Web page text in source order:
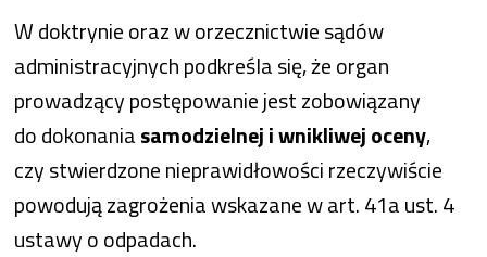
W doktrynie oraz w orzecznictwie sądów
administracyjnych podkreśla się, że organ
prowadzący postępowanie jest zobowiązany
do dokonaniasamodzielnej i wnikliwej oceny,
czy stwierdzone nieprawidłowości rzeczywiście
powodują zagrożenia wskazane w art. 41a ust. 4
ustawy o odpadach.